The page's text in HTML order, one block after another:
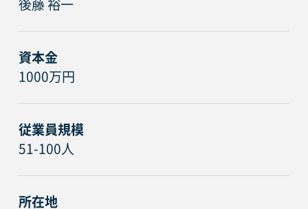
後藤 裕一
資本金
1000万円
従業員規模
51-100人
所在地